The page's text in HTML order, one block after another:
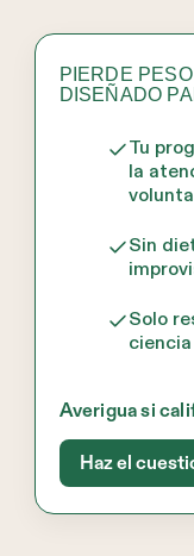
PIERDE
DISEÑADO
Tu
la
Sin
Solo
Averigua si
Haz el